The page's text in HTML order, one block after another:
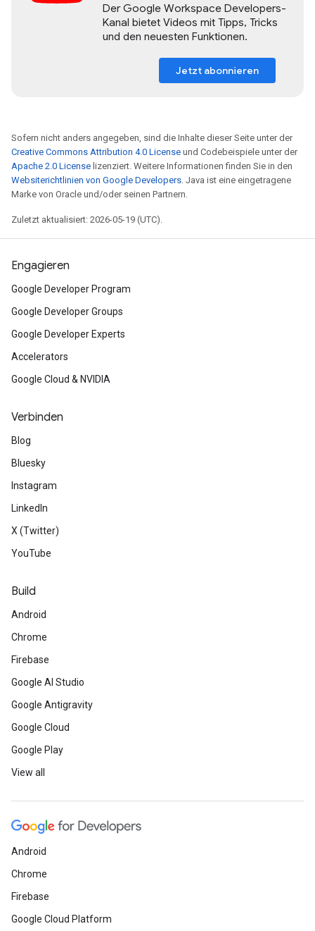
Der Google Workspace Developers-
Kanal bietet Videos mit Tipps, Tricks
und den neuesten Funktionen.
Jetzt abonnieren
Sofern nicht anders angegeben, sind die Inhalte dieser Seite unter der
Creative Commons Attribution 4.0 License und Codebeispiele unter der
Apache 2.0 License lizenziert. Weitere Informationen finden Sie in den
Websiterichtlinien von Google Developers . Java ist eine eingetragene
Marke von Oracle und/oder seinen Partnern.
Zuletzt aktualisiert: 2026-05-19 (UTC).
Engagieren
Google Developer Program
Google Developer Groups
Google Developer Experts
Accelerators
Google Cloud & NVIDIA
Verbinden
Blog
Bluesky
Instagram
LinkedIn
X (Twitter)
YouTube
Build
Android
Chrome
Firebase
Google AI Studio
Google Antigravity
Google Cloud
Google Play
View all
Android
Chrome
Firebase
Google Cloud Platform